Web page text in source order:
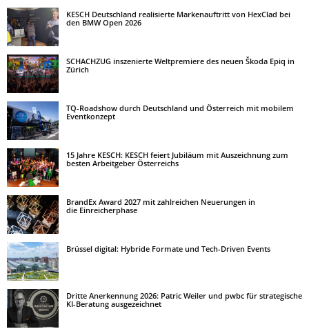
KESCH Deutschland realisierte Markenauftritt von HexClad bei
den BMW Open 2026
SCHACHZUG inszenierte Weltpremiere des neuen Škoda Epiq in
Zürich
TQ-Roadshow durch Deutschland und Österreich mit mobilem
Eventkonzept
15 Jahre KESCH: KESCH feiert Jubiläum mit Auszeichnung zum
besten Arbeitgeber Österreichs
BrandEx Award 2027 mit zahlreichen Neuerungen in
die Einreicherphase
Brüssel digital: Hybride Formate und Tech-Driven Events
Dritte Anerkennung 2026: Patric Weiler und pwbc für strategische
KI-Beratung ausgezeichnet